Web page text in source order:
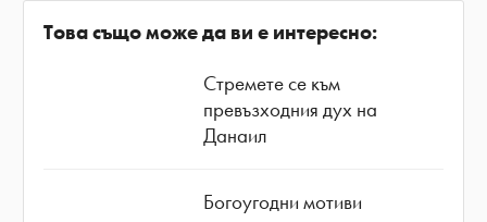
Това също може да ви е интересно:
Стремете се към
превъзходния дух на
Данаил
Богоугодни мотиви